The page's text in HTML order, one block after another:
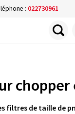
: 022730961
filtres de taille de